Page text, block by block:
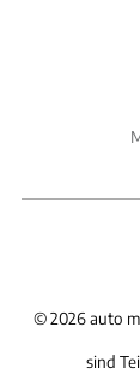
©2026 auto
sind